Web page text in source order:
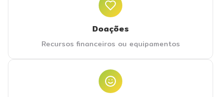
Doações
Recursos financeiros ou equipamentos